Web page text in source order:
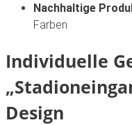
Nachhaltige
Farben
Individuelle
Design